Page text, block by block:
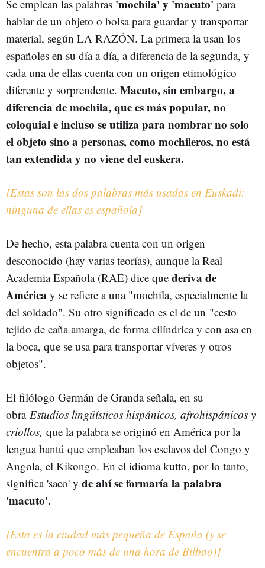
Se emplean las palabras 'mochila' y 'macuto' para
hablar de un objeto o bolsa para guardar y transportar
material, según LA RAZÓN. La primera la usan los
españoles en su día a día, a diferencia de la segunda, y
cada una de ellas cuenta con un origen etimológico
diferente y sorprendente. Macuto, sin embargo, a
diferencia de mochila, que es más popular, no
coloquial e incluso se utiliza para nombrar no solo
el objeto sino a personas, como mochileros, no está
tan extendida y no viene del euskera.
[Estas son las dos palabras más usadas en Euskadi:
ninguna de ellas es española]
De hecho, esta palabra cuenta con un origen
desconocido (hay varias teorías), aunque la Real
Academia Española (RAE) dice que deriva de
América y se refiere a una "mochila, especialmente la
del soldado". Su otro significado es el de un "cesto
tejido de caña amarga, de forma cilíndrica y con asa en
la boca, que se usa para transportar víveres y otros
objetos".
El filólogo Germán de Granda señala, en su
obra Estudios lingüísticos hispánicos, afrohispánicos y
criollos, que la palabra se originó en América por la
lengua bantú que empleaban los esclavos del Congo y
Angola, el Kikongo. En el idioma kutto, por lo tanto,
significa 'saco' y de ahí se formaría la palabra
'macuto'.
[Esta es la ciudad más pequeña de España (y se
encuentra a poco más de una hora de Bilbao)]